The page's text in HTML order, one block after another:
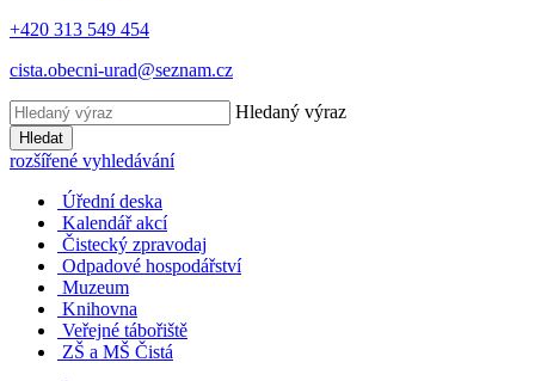
+420 313 549 454
cista.obecni-urad@seznam.cz
Hledaný výraz
Hledat
rozšířené vyhledávání
Úřední deska
Kalendář akcí
Čistecký zpravodaj
Odpadové hospodářství
Muzeum
Knihovna
Veřejné tábořiště
ZŠ a MŠ Čistá